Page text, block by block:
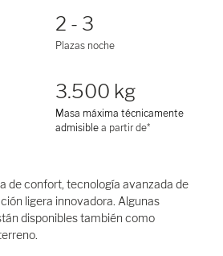
2 - 3
Plazas noche
3.500 kg
Masa máxima técnicamente
admisible a partir de*
de confort, tecnología avanzada de
ligera innovadora. Algunas
disponibles también como